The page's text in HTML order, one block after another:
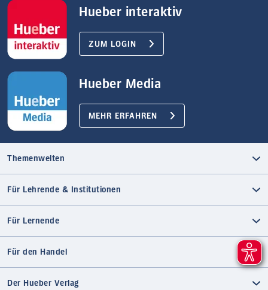
Hueber interaktiv
ZUM LOGIN
Hueber Media
MEHR ERFAHREN
Themenwelten
Für Lehrende & Institutionen
Für Lernende
Für den Handel
Der Hueber Verlag